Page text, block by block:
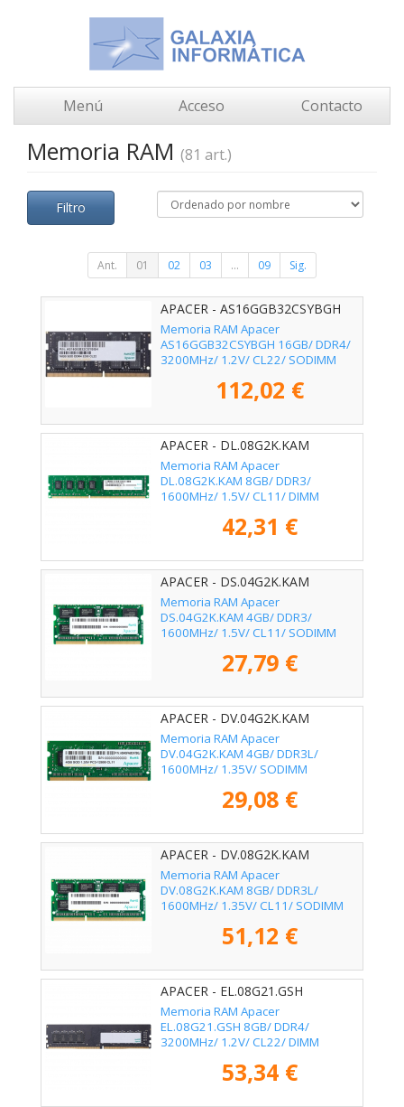
Menú Acceso Contacto
Memoria RAM (81 art.)
Filtro
Ant. 01 02 03 ... 09 Sig.
APACER - AS16GGB32CSYBGH
Memoria RAM Apacer
AS16GGB32CSYBGH 16GB/ DDR4/
3200MHz/ 1.2V/ CL22/ SODIMM
112,02 €
APACER - DL.08G2K.KAM
Memoria RAM Apacer
DL.08G2K.KAM 8GB/ DDR3/
1600MHz/ 1.5V/ CL11/ DIMM
42,31 €
APACER - DS.04G2K.KAM
Memoria RAM Apacer
DS.04G2K.KAM 4GB/ DDR3/
1600MHz/ 1.5V/ CL11/ SODIMM
27,79 €
APACER - DV.04G2K.KAM
Memoria RAM Apacer
DV.04G2K.KAM 4GB/ DDR3L/
1600MHz/ 1.35V/ SODIMM
29,08 €
APACER - DV.08G2K.KAM
Memoria RAM Apacer
DV.08G2K.KAM 8GB/ DDR3L/
1600MHz/ 1.35V/ CL11/ SODIMM
51,12 €
APACER - EL.08G21.GSH
Memoria RAM Apacer
EL.08G21.GSH 8GB/ DDR4/
3200MHz/ 1.2V/ CL22/ DIMM
53,34 €